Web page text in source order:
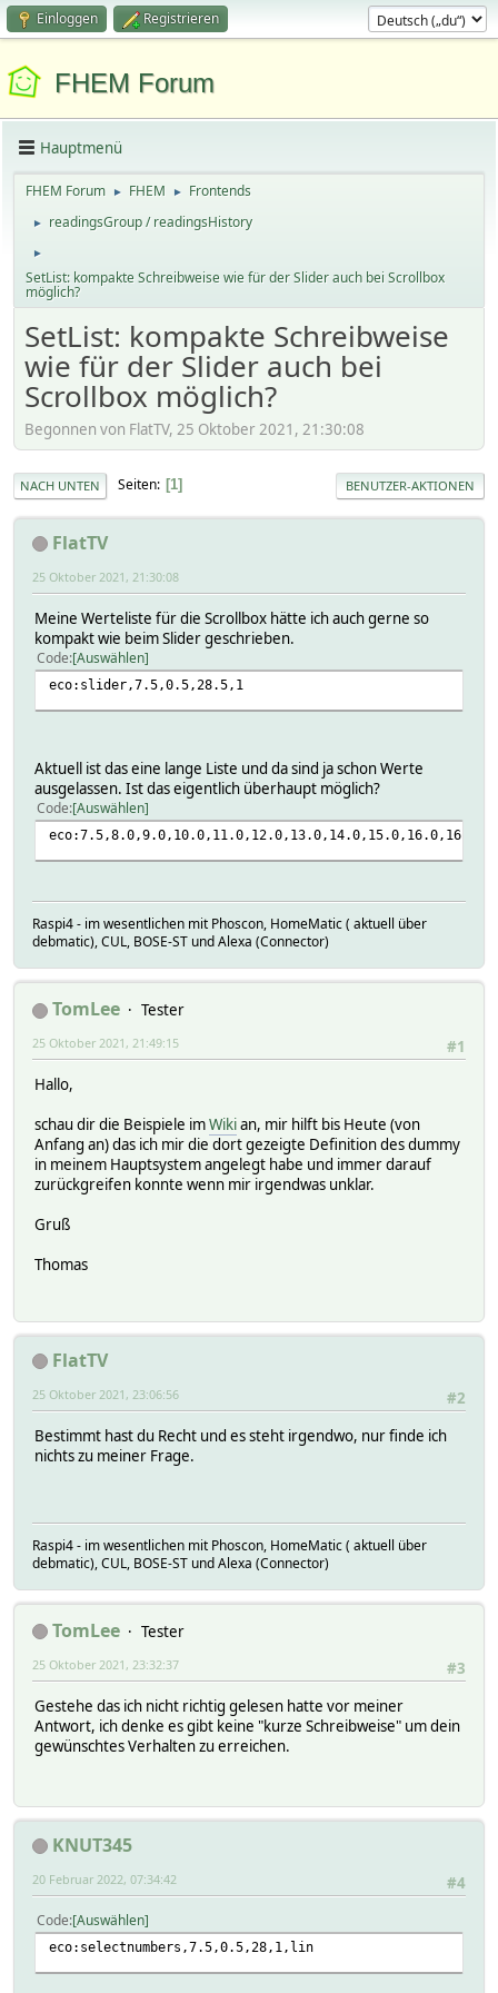
Einloggen Registrieren
FHEM Forum
Hauptmenü
FHEM Forum ► FHEM ► Frontends
► readingsGroup / readingsHistory
►
SetList: kompakte Schreibweise wie für der Slider auch bei Scrollbox
möglich?
SetList: kompakte Schreibweise
wie für der Slider auch bei
Scrollbox möglich?
Begonnen von FlatTV, 25 Oktober 2021, 21:30:08
NACH UNTEN Seiten 1 BENUTZER-AKTIONEN
FlatTV
25 Oktober 2021, 21:30:08
Meine Werteliste für die Scrollbox hätte ich auch gerne so
kompakt wie beim Slider geschrieben.
Code Auswählen
eco:slider,7.5,0.5,28.5,1
Aktuell ist das eine lange Liste und da sind ja schon Werte
ausgelassen. Ist das eigentlich überhaupt möglich?
Code Auswählen
Raspi4 - im wesentlichen mit Phoscon, HomeMatic ( aktuell über
debmatic), CUL, BOSE-ST und Alexa (Connector)
TomLee
Tester
#1
25 Oktober 2021, 21:49:15
Hallo,
schau dir die Beispiele imWikian, mir hilft bis Heute (von
Anfang an) das ich mir die dort gezeigte Definition des dummy
in meinem Hauptsystem angelegt habe und immer darauf
zurückgreifen konnte wenn mir irgendwas unklar.
Gruß
Thomas
FlatTV
#2
25 Oktober 2021, 23:06:56
Bestimmt hast du Recht und es steht irgendwo, nur finde ich
nichts zu meiner Frage.
Raspi4 - im wesentlichen mit Phoscon, HomeMatic ( aktuell über
debmatic), CUL, BOSE-ST und Alexa (Connector)
TomLee
Tester
#3
25 Oktober 2021, 23:32:37
Gestehe das ich nicht richtig gelesen hatte vor meiner
Antwort, ich denke es gibt keine "kurze Schreibweise" um dein
gewünschtes Verhalten zu erreichen.
KNUT345
#4
20 Februar 2022, 07:34:42
Code Auswählen
eco:selectnumbers,7.5,0.5,28,1,lin